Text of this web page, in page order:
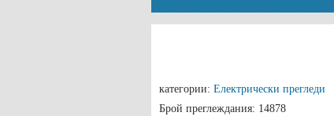
категории: Електрически прегледи
Брой преглеждания: 14878